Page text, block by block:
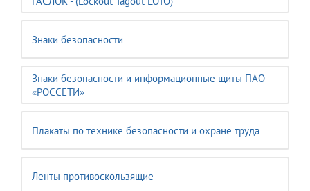
Знаки безопасности
Знаки безопасности и информационные щиты ПАО
«РОССЕТИ»
Плакаты по технике безопасности и охране труда
Ленты противоскользящие